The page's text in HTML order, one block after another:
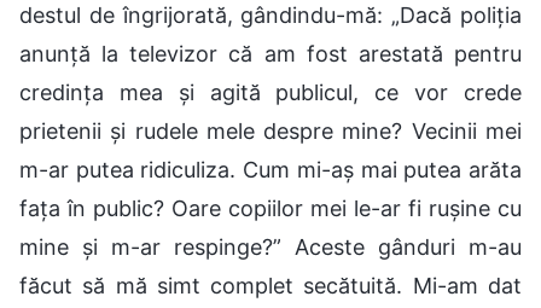
destul de îngrijorată, gândindu-mă: „Dacă poliția
anunță la televizor că am fost arestată pentru
credința mea și agită publicul, ce vor crede
prietenii și rudele mele despre mine? Vecinii mei
m-ar putea ridiculiza. Cum mi-aș mai putea arăta
fața în public? Oare copiilor mei le-ar fi rușine cu
mine și m-ar respinge?” Aceste gânduri m-au
făcut să mă simt complet secătuită. Mi-am dat